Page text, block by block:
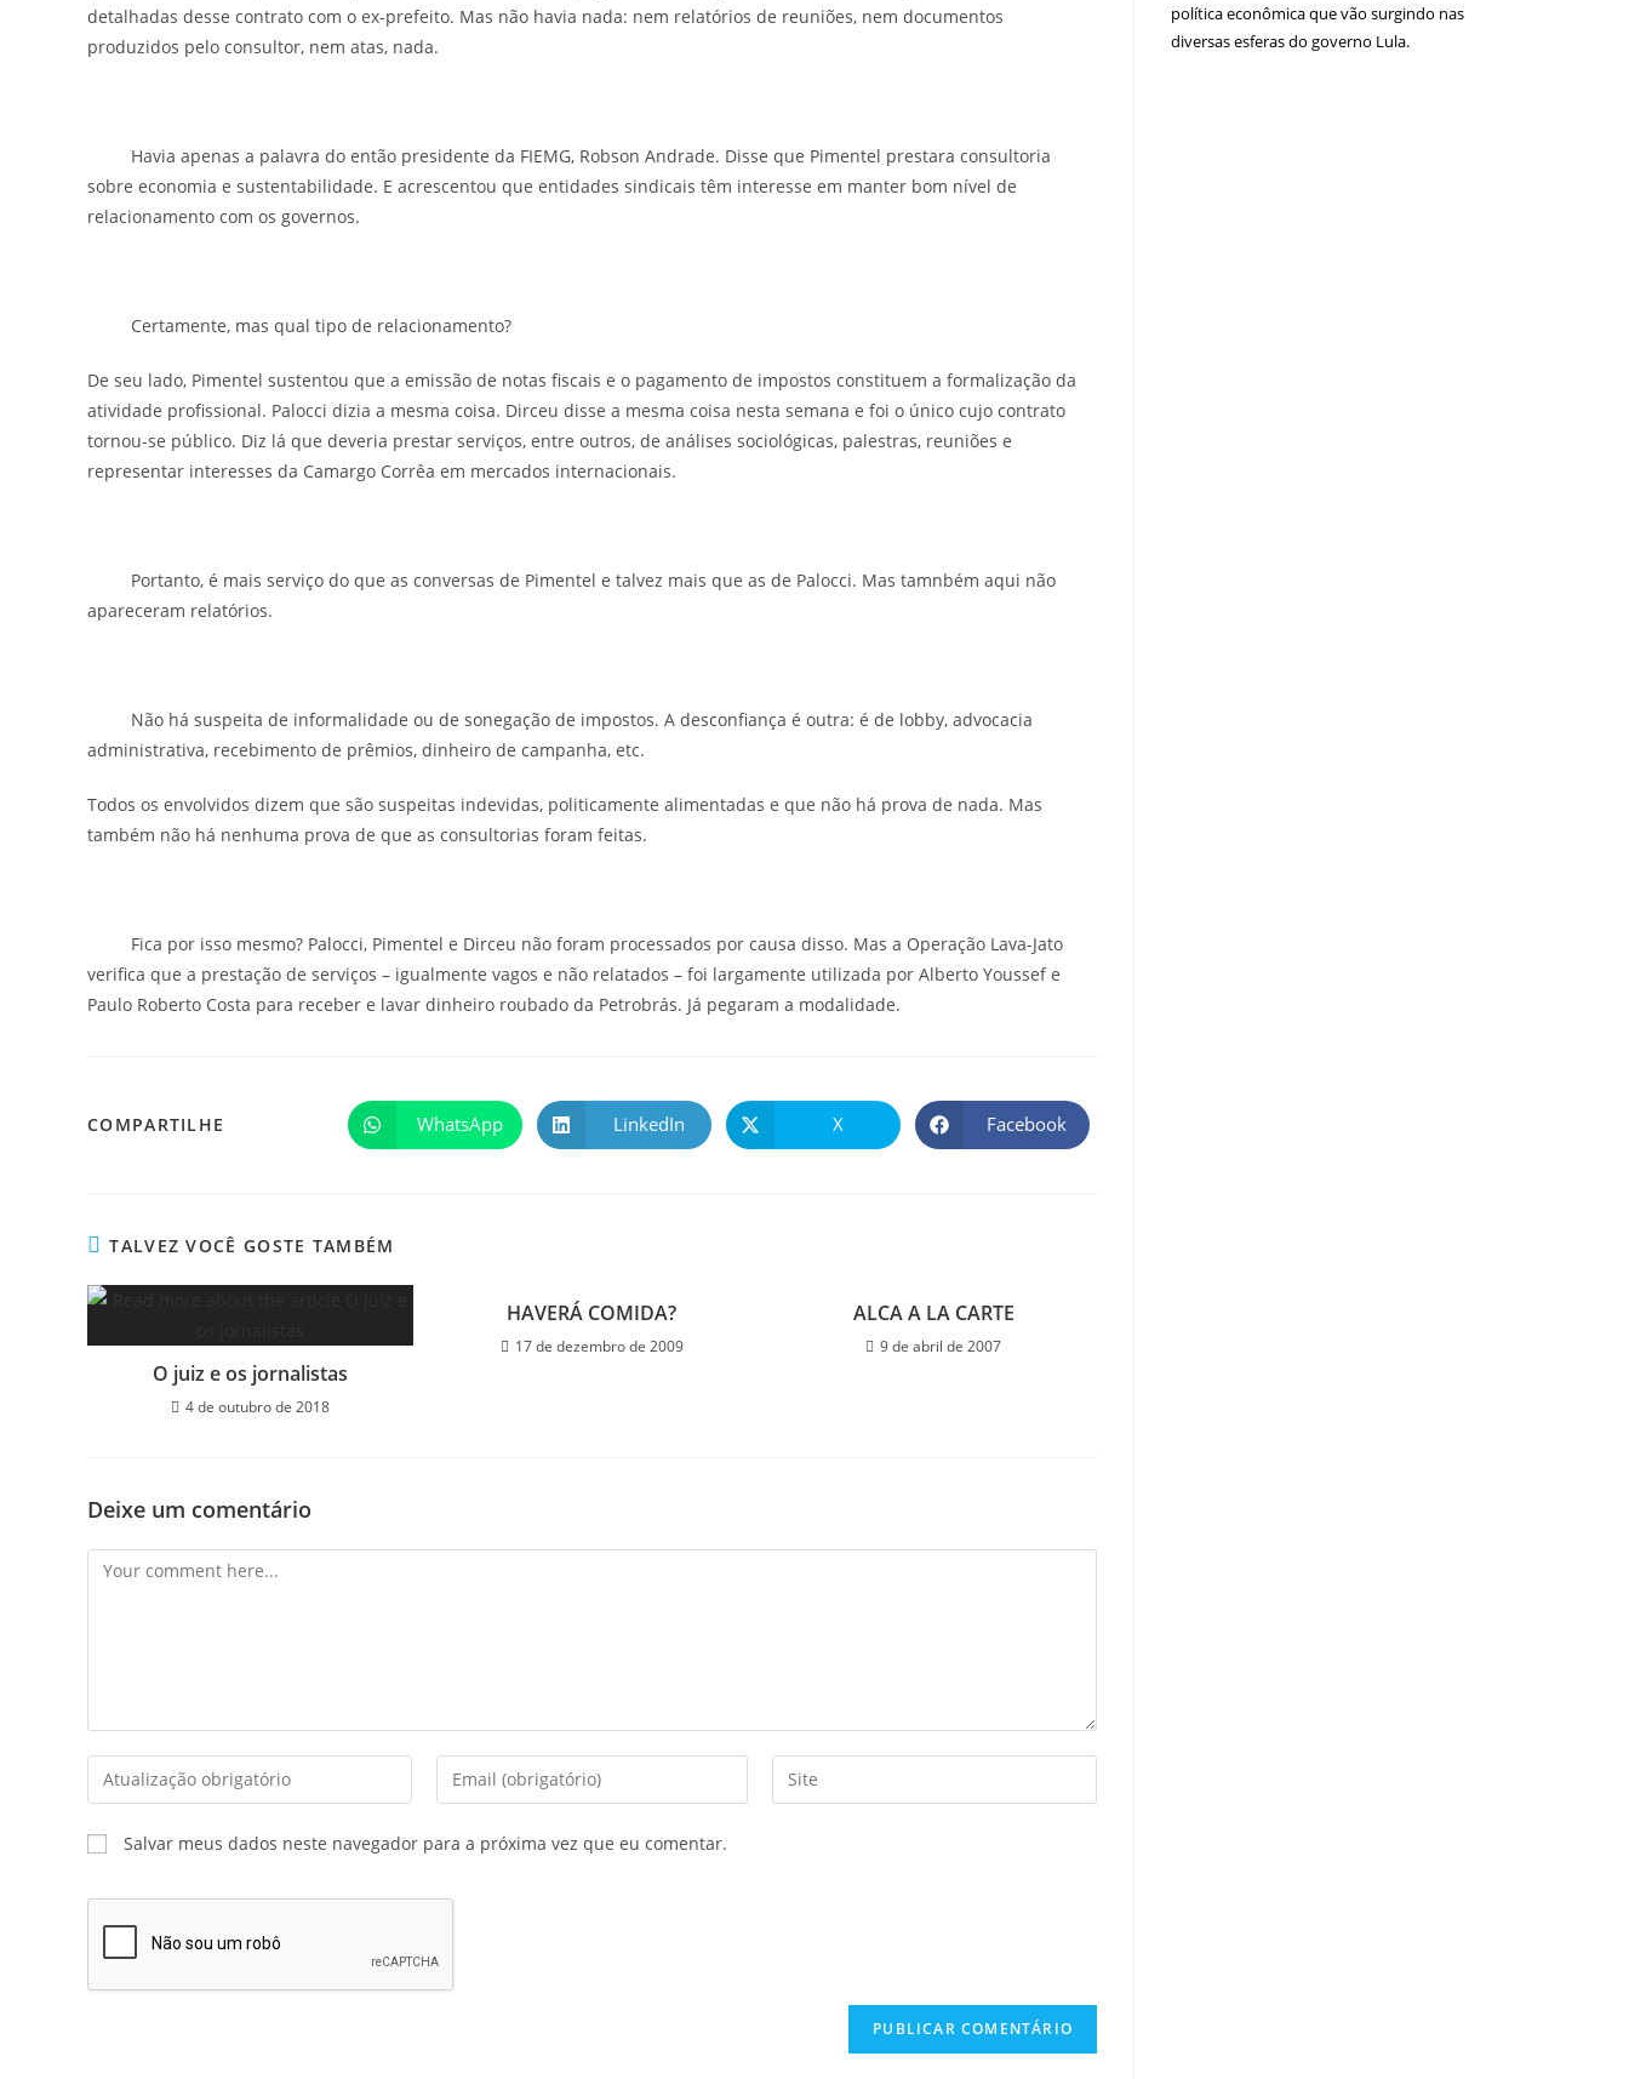
detalhadas desse contrato com o ex-prefeito. Mas não havia nada: nem relatórios de reuniões, nem documentos
produzidos pelo consultor, nem atas, nada.
Havia apenas a palavra do então presidente da FIEMG, Robson Andrade. Disse que Pimentel prestara consultoria
sobre economia e sustentabilidade. E acrescentou que entidades sindicais têm interesse em manter bom nível de
relacionamento com os governos.
Certamente, mas qual tipo de relacionamento?
De seu lado, Pimentel sustentou que a emissão de notas fiscais e o pagamento de impostos constituem a formalização da
atividade profissional. Palocci dizia a mesma coisa. Dirceu disse a mesma coisa nesta semana e foi o único cujo contrato
tornou-se público. Diz lá que deveria prestar serviços, entre outros, de análises sociológicas, palestras, reuniões e
representar interesses da Camargo Corrêa em mercados internacionais.
Portanto, é mais serviço do que as conversas de Pimentel e talvez mais que as de Palocci. Mas tamnbém aqui não
apareceram relatórios.
Não há suspeita de informalidade ou de sonegação de impostos. A desconfiança é outra: é de lobby, advocacia
administrativa, recebimento de prêmios, dinheiro de campanha, etc.
Todos os envolvidos dizem que são suspeitas indevidas, politicamente alimentadas e que não há prova de nada. Mas
também não há nenhuma prova de que as consultorias foram feitas.
Fica por isso mesmo? Palocci, Pimentel e Dirceu não foram processados por causa disso. Mas a Operação Lava-Jato
verifica que a prestação de serviços – igualmente vagos e não relatados – foi largamente utilizada por Alberto Youssef e
Paulo Roberto Costa para receber e lavar dinheiro roubado da Petrobrás. Já pegaram a modalidade.
COMPARTILHE WhatsApp LinkedIn X Facebook
TALVEZ VOCÊ GOSTE TAMBÉM
O juiz e os jornalistas
4 de outubro de 2018
HAVERÁ COMIDA?
17 de dezembro de 2009
ALCA A LA CARTE
9 de abril de 2007
Deixe um comentário
Salvar meus dados neste navegador para a próxima vez que eu comentar.
política econômica que vão surgindo nas
diversas esferas do governo Lula.